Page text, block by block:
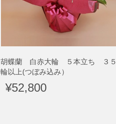
胡蝶蘭 白赤大輪 ５本立ち ３５
輪以上(つぼみ込み）
¥52,800